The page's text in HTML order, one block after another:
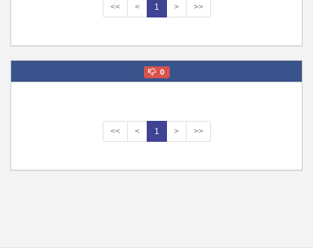
<< < 1 > >>
0
<< < 1 > >>